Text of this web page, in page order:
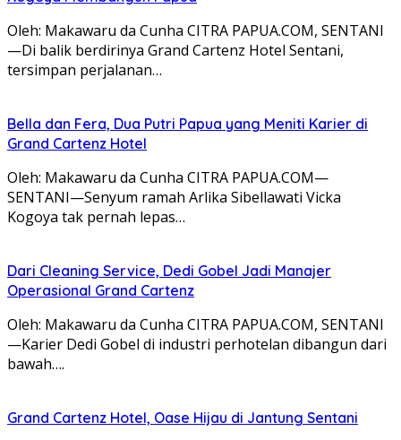
Oleh: Makawaru da Cunha CITRA PAPUA.COM, SENTANI
—Di balik berdirinya Grand Cartenz Hotel Sentani,
tersimpan perjalanan…
Bella dan Fera, Dua Putri Papua yang Meniti Karier di
Grand Cartenz Hotel
Oleh: Makawaru da Cunha CITRA PAPUA.COM—
SENTANI—Senyum ramah Arlika Sibellawati Vicka
Kogoya tak pernah lepas…
Dari Cleaning Service, Dedi Gobel Jadi Manajer
Operasional Grand Cartenz
Oleh: Makawaru da Cunha CITRA PAPUA.COM, SENTANI
—Karier Dedi Gobel di industri perhotelan dibangun dari
bawah….
Grand Cartenz Hotel, Oase Hijau di Jantung Sentani